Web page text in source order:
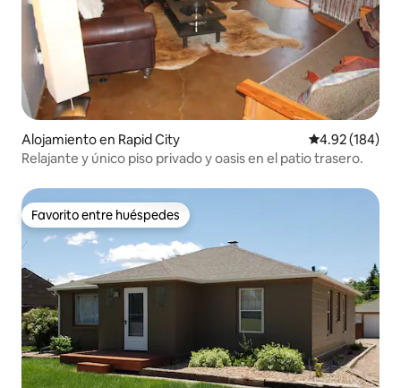
Alojamiento en Rapid City Calificación
4.92 (184)
Relajante y único piso privado y oasis en el patio trasero.
Favorito entre huéspedes
Favorito entre huéspedes